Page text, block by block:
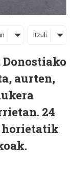
Itzuli
aurten,
24
horietatik